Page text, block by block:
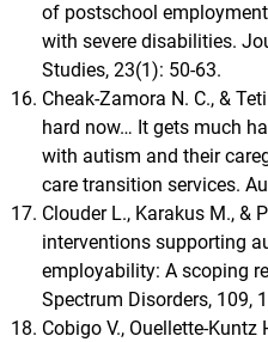
of postschool
with severe disabilities.
Studies, 23(1): 50-63.
Cheak-Zamora N. C., &
hard now… It gets much
with autism and their
care transition services.
Clouder L., Karakus M., &
interventions supporting
employability: A scoping
Spectrum Disorders, 109,
Cobigo V., Ouellette-Kuntz